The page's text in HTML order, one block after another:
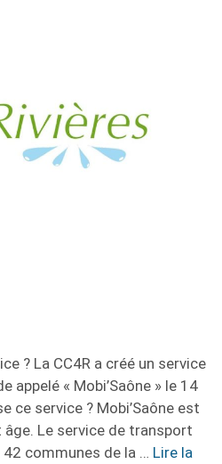
? La CC4R a créé un service
appelé « Mobi’Saône » le 14
ce service ? Mobi’Saône est
Le service de transport
communes de la … Lire la